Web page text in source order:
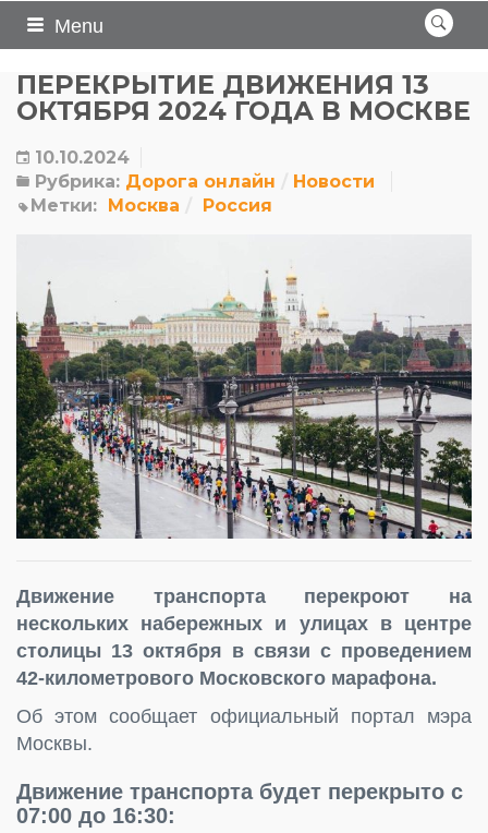
Menu
ПЕРЕКРЫТИЕ ДВИЖЕНИЯ 13
ОКТЯБРЯ 2024 ГОДА В МОСКВЕ
10.10.2024
Рубрика: Дорога онлайн
Новости
Метки: Москва Россия
Движение транспорта перекроют на
нескольких набережных и улицах в центре
столицы 13 октября в связи с проведением
42-километрового Московского марафона.
Об этом сообщает официальный портал мэра
Москвы.
Движение транспорта будет перекрыто с
07:00 до 16:30: